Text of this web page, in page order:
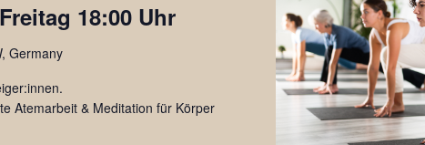
18:00 Uhr
Germany
Atemarbeit & Meditation für Körper